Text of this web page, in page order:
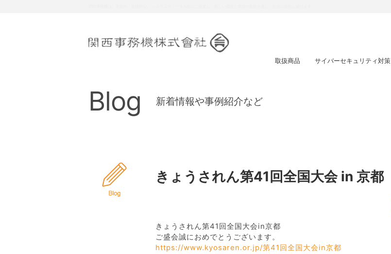
取扱商品 サイバーセキュリティ対策
Blog 新着情報や事例紹介など
きょうされん第41回全国大会 in 京都
きょうされん第41回全国大会in京都
ご盛会誠におめでとうございます。
https://www.kyosaren.or.jp/第41回全国大会in京都